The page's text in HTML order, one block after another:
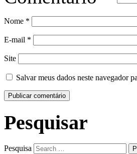
Nome *
E-mail *
Site
Salvar meus dados neste navegador
Pesquisar
Pesquisa